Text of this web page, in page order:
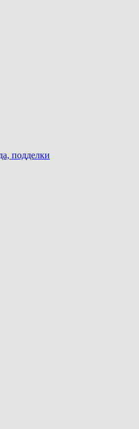
подделки